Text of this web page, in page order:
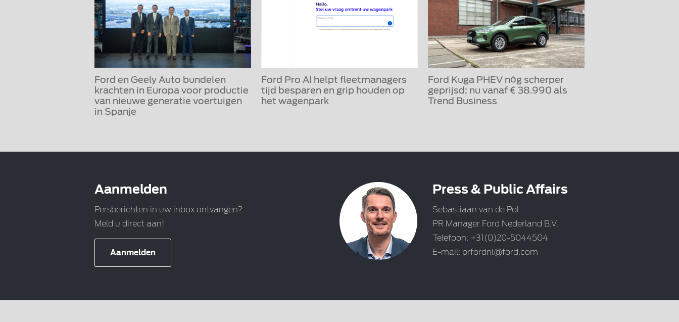
Ford en Geely Auto bundelen
krachten in Europa voor productie
van nieuwe generatie voertuigen
in Spanje
Ford Pro AI helpt fleetmanagers
tijd besparen en grip houden op
het wagenpark
Ford Kuga PHEV nóg scherper
geprijsd: nu vanaf € 38.990 als
Trend Business
Aanmelden
Persberichten in uw inbox ontvangen?
Meld u direct aan!
Aanmelden
Press & Public Affairs
Sebastiaan van de Pol
PR Manager Ford Nederland B.V.
Telefoon: +31(0)20-5044504
E-mail: prfordnl@ford.com